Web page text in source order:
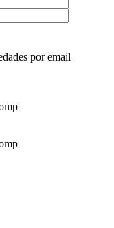
por email